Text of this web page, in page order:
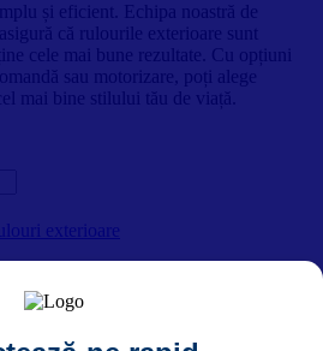
și eficient. Echipa noastră de
că rulourile exterioare sunt
cele mai bune rezultate. Cu opțiuni
sau motorizare, poți alege
mai bine stilului tău de viață.
exterioare